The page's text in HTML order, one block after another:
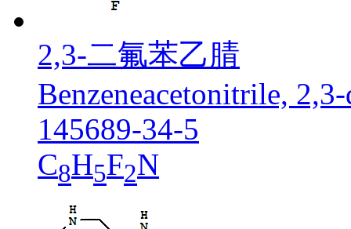
2,3-二氟苯乙腈
Benzeneacetonitrile,
145689-34-5
C8H5F2N